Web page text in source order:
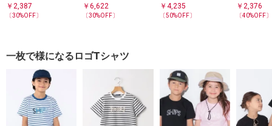
ーン コミックプリン
ト Tシャツ◇
￥ 2,387
〔30%OFF〕
ンピース
￥6,622
〔30%OFF〕
ショートスリーブ TE
Eシャツ
￥ 4,235
〔50%OFF〕
￥2,376
〔40%OFF〕
一枚で様になるロゴTシャツ